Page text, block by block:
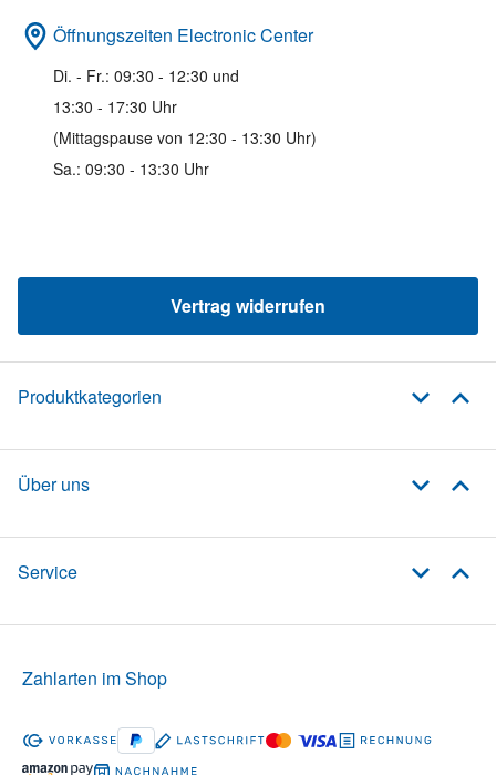
Öffnungszeiten Electronic Center
Di. - Fr.: 09:30 - 12:30 und
13:30 - 17:30 Uhr
(Mittagspause von 12:30 - 13:30 Uhr)
Sa.: 09:30 - 13:30 Uhr
Vertrag widerrufen
Produktkategorien
Über uns
Service
Zahlarten im Shop